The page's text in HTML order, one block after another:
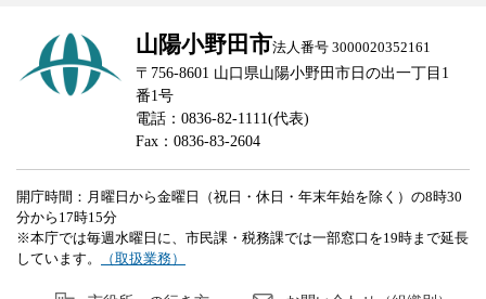
山陽小野田市法人番号 3000020352161
〒756-8601 山口県山陽小野田市日の出一丁目1
番1号
電話：0836-82-1111(代表)
Fax：0836-83-2604
開庁時間：月曜日から金曜日（祝日・休日・年末年始を除く）の8時30
分から17時15分
※本庁では毎週水曜日に、市民課・税務課では一部窓口を19時まで延長
しています。
（取扱業務）